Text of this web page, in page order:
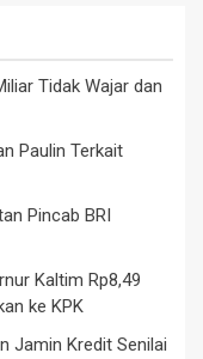
Tidak Wajar dan
Paulin Terkait
Pincab BRI
Kaltim Rp8,49
ke KPK
Jamin Kredit Senilai